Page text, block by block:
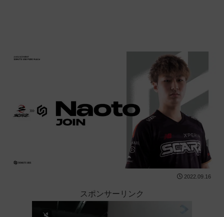
2022.09.16
スポンサーリンク